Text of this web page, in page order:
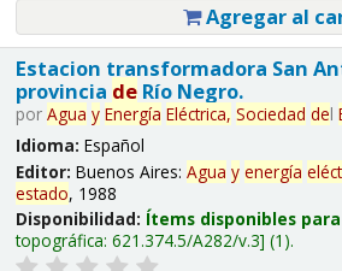
Agregar al
Estacion transformadora San
provincia deRío Negro.
por Agua y Energía Eléctrica, Sociedad del
Idioma: Español
Editor: Buenos Aires: Agua y energía
estado, 1988
Disponibilidad: Ítems disponibles
topográfica: 621.374.5/A282/v.3 (1).